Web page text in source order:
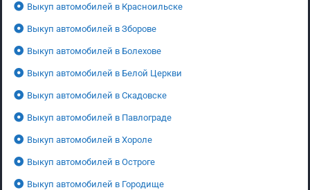
Выкуп автомобилей в Красноильске
Выкуп автомобилей в Зборове
Выкуп автомобилей в Болехове
Выкуп автомобилей в Белой Церкви
Выкуп автомобилей в Скадовске
Выкуп автомобилей в Павлограде
Выкуп автомобилей в Хороле
Выкуп автомобилей в Остроге
Выкуп автомобилей в Городище